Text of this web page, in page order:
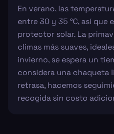
En verano, las
entre 30 y 35 °C, así que
protector solar. La
climas más suaves,
invierno, se espera un
considera una chaqueta
retrasa, hacemos
recogida sin costo